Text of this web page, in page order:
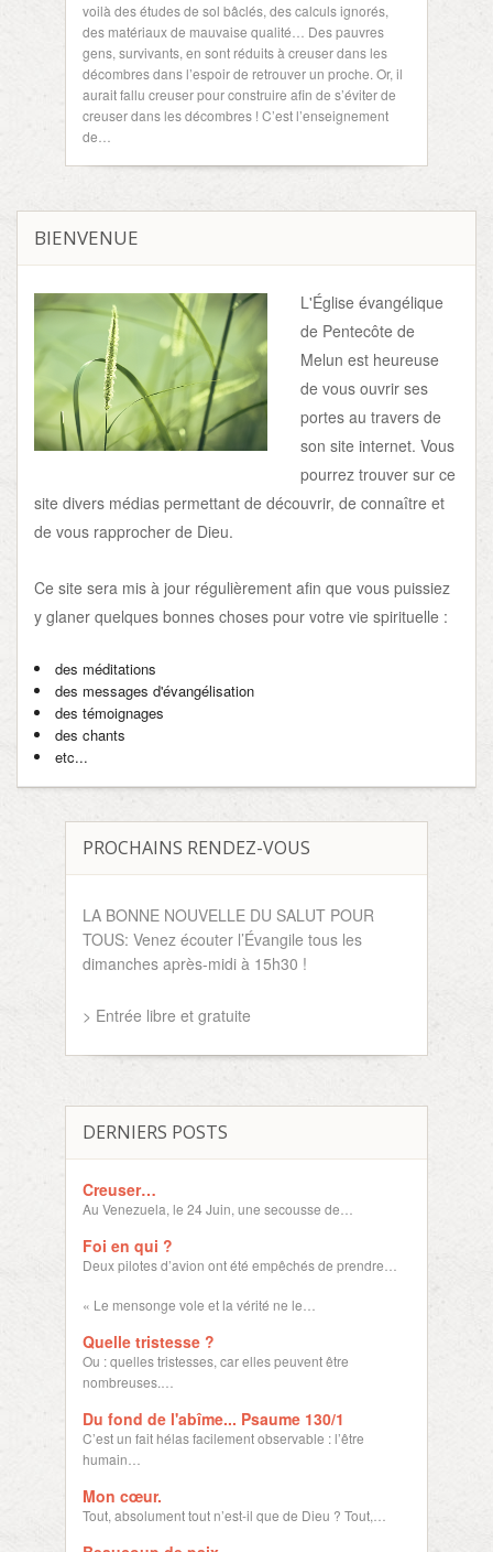
voilà des études de sol bâclés, des calculs ignorés,
des matériaux de mauvaise qualité… Des pauvres
gens, survivants, en sont réduits à creuser dans les
décombres dans l’espoir de retrouver un proche. Or, il
aurait fallu creuser pour construire afin de s’éviter de
creuser dans les décombres ! C’est l’enseignement
de…
BIENVENUE
L'Église évangélique
de Pentecôte de
Melun est heureuse
de vous ouvrir ses
portes au travers de
son site internet. Vous
pourrez trouver sur ce
site divers médias permettant de découvrir, de connaître et
de vous rapprocher de Dieu.
Ce site sera mis à jour régulièrement afin que vous puissiez
y glaner quelques bonnes choses pour votre vie spirituelle :
des méditations
des messages d'évangélisation
des témoignages
des chants
etc...
PROCHAINS RENDEZ-VOUS
LA BONNE NOUVELLE DU SALUT POUR
TOUS: Venez écouter l’Évangile tous les
dimanches après-midi à 15h30 !
> Entrée libre et gratuite
DERNIERS POSTS
Creuser…
Au Venezuela, le 24 Juin, une secousse de…
Foi en qui ?
Deux pilotes d’avion ont été empêchés de prendre…
« Le mensonge vole et la vérité ne le…
Quelle tristesse ?
Ou : quelles tristesses, car elles peuvent être
nombreuses.…
Du fond de l'abîme... Psaume 130/1
C’est un fait hélas facilement observable : l’être
humain…
Mon cœur.
Tout, absolument tout n’est-il que de Dieu ? Tout,…